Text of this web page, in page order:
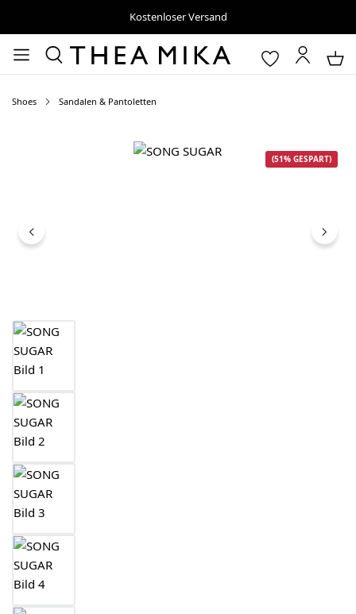
Kostenloser Versand
Shoes Sandalen & Pantoletten
Bildergalerie überspringen
(51% GESPART)